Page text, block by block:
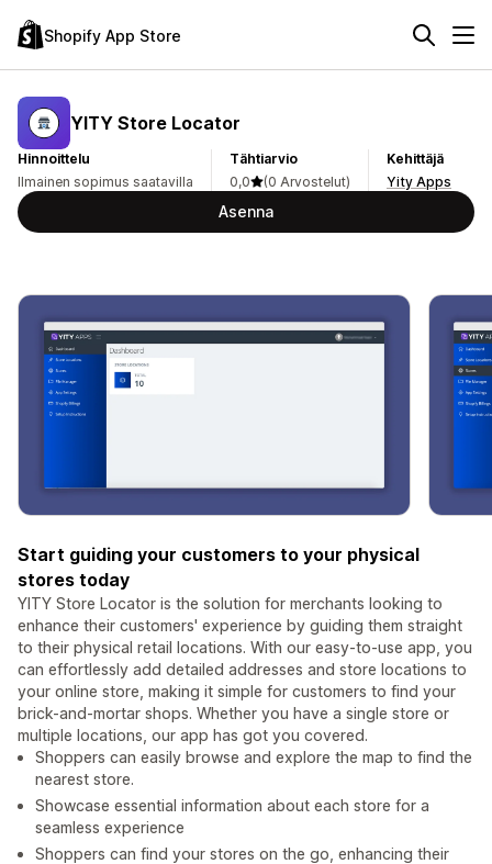
Shopify App Store
YITY Store Locator
Hinnoittelu
Ilmainen sopimus saatavilla
Tähtiarvio
0,0
(0 Arvostelut)
Kehittäjä
Yity Apps
Asenna
Start guiding your customers to your physical
stores today
YITY Store Locator is the solution for merchants looking to
enhance their customers' experience by guiding them straight
to their physical retail locations. With our easy-to-use app, you
can effortlessly add detailed addresses and store locations to
your online store, making it simple for customers to find your
brick-and-mortar shops. Whether you have a single store or
multiple locations, our app has got you covered.
Shoppers can easily browse and explore the map to find the
nearest store.
Showcase essential information about each store for a
seamless experience
Shoppers can find your stores on the go, enhancing their